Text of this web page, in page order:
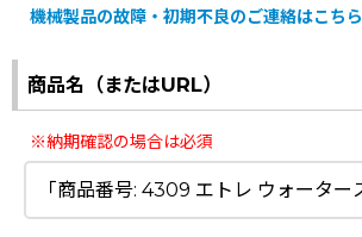
機械製品の故障・初期不良のご連絡はこちら
商品名（またはURL）
※納期確認の場合は必須